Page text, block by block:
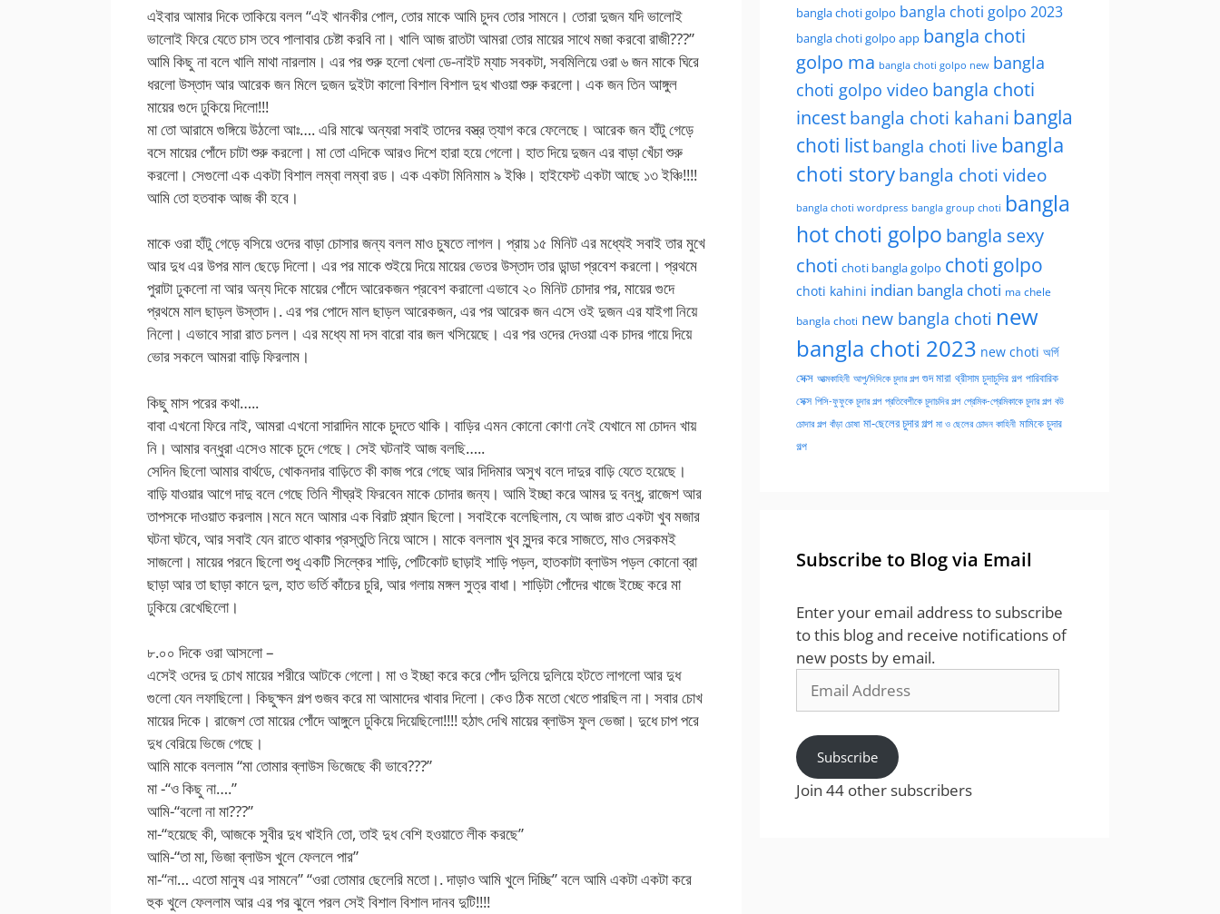
এইবার আমার দিকে তাকিয়ে বলল “এই খানকীর পোল, তোর মাকে আমি চুদব তোর সামনে। তোরা দুজন যদি ভালোই
ভালোই ফিরে যেতে চাস তবে পালাবার চেষ্টা করবি না। খালি আজ রাতটা আমরা তোর মায়ের সাথে মজা করবো রাজী???”
আমি কিছু না বলে খালি মাথা নারলাম। এর পর শুরু হলো খেলা ডে-নাইট ম্যাচ সবকটা, সবমিলিয়ে ওরা ৬ জন মাকে ঘিরে
ধরলো উস্তাদ আর আরেক জন মিলে দুজন দুইটা কালো বিশাল বিশাল দুধ খাওয়া শুরু করলো। এক জন তিন আঙ্গুল
মায়ের গুদে ঢুকিয়ে দিলো!!!
মা তো আরামে গুঙ্গিয়ে উঠলো আঃ…. এরি মাঝে অন্যরা সবাই তাদের বস্ত্র ত্যাগ করে ফেলেছে। আরেক জন হাঁটু গেড়ে
বসে মায়ের পোঁদে চাটা শুরু করলো। মা তো এদিকে আরও দিশে হারা হয়ে গেলো। হাত দিয়ে দুজন এর বাড়া খেঁচা শুরু
করলো। সেগুলো এক একটা বিশাল লম্বা লম্বা রড। এক একটা মিনিমাম ৯ ইঞ্চি। হাইযেস্ট একটা আছে ১৩ ইঞ্চি!!!!
আমি তো হতবাক আজ কী হবে।
মাকে ওরা হাঁটু গেড়ে বসিয়ে ওদের বাড়া চোসার জন্য বলল মাও চুষতে লাগল। প্রায় ১৫ মিনিট এর মধ্যেই সবাই তার মুখে
আর দুধ এর উপর মাল ছেড়ে দিলো। এর পর মাকে শুইয়ে দিয়ে মায়ের ভেতর উস্তাদ তার ডান্ডা প্রবেশ করলো। প্রথমে
পুরাটা ঢুকলো না আর অন্য দিকে মায়ের পোঁদে আরেকজন প্রবেশ করালো এভাবে ২০ মিনিট চোদার পর, মায়ের গুদে
প্রথমে মাল ছাড়ল উস্তাদ।. এর পর পোদে মাল ছাড়ল আরেকজন, এর পর আরেক জন এসে ওই দুজন এর যাইগা নিয়ে
নিলো। এভাবে সারা রাত চলল। এর মধ্যে মা দস বারো বার জল খসিয়েছে। এর পর ওদের দেওয়া এক চাদর গায়ে দিয়ে
ভোর সকলে আমরা বাড়ি ফিরলাম।
কিছু মাস পরের কথা…..
বাবা এখনো ফিরে নাই, আমরা এখনো সারাদিন মাকে চুদতে থাকি। বাড়ির এমন কোনো কোণা নেই যেখানে মা চোদন খায়
নি। আমার বন্ধুরা এসেও মাকে চুদে গেছে। সেই ঘটনাই আজ বলছি…..
সেদিন ছিলো আমার বার্থডে, খোকনদার বাড়িতে কী কাজ পরে গেছে আর দিদিমার অসুখ বলে দাদুর বাড়ি যেতে হয়েছে।
বাড়ি যাওয়ার আগে দাদু বলে গেছে তিনি শীঘ্রই ফিরবেন মাকে চোদার জন্য। আমি ইচ্ছা করে আমর দু বন্ধু, রাজেশ আর
তাপসকে দাওয়াত করলাম।মনে মনে আমার এক বিরাট প্ল্যান ছিলো। সবাইকে বলেছিলাম, যে আজ রাত একটা খুব মজার
ঘটনা ঘটবে, আর সবাই যেন রাতে থাকার প্রস্তুতি নিয়ে আসে। মাকে বললাম খুব সুন্দর করে সাজতে, মাও সেরকমই
সাজলো। মায়ের পরনে ছিলো শুধু একটি সিল্কের শাড়ি, পেটিকোট ছাড়াই শাড়ি পড়ল, হাতকাটা ব্লাউস পড়ল কোনো ব্রা
ছাড়া আর তা ছাড়া কানে দুল, হাত ভর্তি কাঁচের চুরি, আর গলায় মঙ্গল সুত্র বাধা। শাড়িটা পোঁদের খাজে ইচ্ছে করে মা
ঢুকিয়ে রেখেছিলো।
৮.০০ দিকে ওরা আসলো –
এসেই ওদের দু চোখ মায়ের শরীরে আটকে গেলো। মা ও ইচ্ছা করে করে পোঁদ দুলিয়ে দুলিয়ে হটতে লাগলো আর দুধ
গুলো যেন লফাছিলো। কিছুক্ষন গল্প গুজব করে মা আমাদের খাবার দিলো। কেও ঠিক মতো খেতে পারছিল না। সবার চোখ
মায়ের দিকে। রাজেশ তো মায়ের পোঁদে আঙ্গুলে ঢুকিয়ে দিয়েছিলো!!!! হঠাৎ দেখি মায়ের ব্লাউস ফুল ভেজা। দুধে চাপ পরে
দুধ বেরিয়ে ভিজে গেছে।
আমি মাকে বললাম “মা তোমার ব্লাউস ভিজেছে কী ভাবে???”
মা -“ও কিছু না….”
আমি-“বলো না মা???”
মা-“হয়েছে কী, আজকে সুবীর দুধ খাইনি তো, তাই দুধ বেশি হওয়াতে লীক করছে”
আমি-“তা মা, ভিজা ব্লাউস খুলে ফেললে পার”
মা-“না… এতো মানুষ এর সামনে” “ওরা তোমার ছেলেরি মতো।. দাড়াও আমি খুলে দিচ্ছি” বলে আমি একটা একটা করে
হুক খুলে ফেললাম আর এর পর ঝুলে পরল সেই বিশাল বিশাল দানব দুটি!!!!
bangla choti golpo bangla choti golpo 2023
bangla choti golpo app bangla choti
golpo ma bangla choti golpo new bangla
choti golpo video bangla choti
incestbangla choti kahani bangla
choti list bangla choti live bangla
choti storybangla choti video
bangla choti wordpress bangla group choti bangla
hot choti golpo bangla sexy
choti choti bangla golpo choti golpo
choti kahini indian bangla choti ma chele
bangla choti new bangla choti new
bangla choti 2023 new choti অর্গি
সেক্স আত্মকাহিনী আপু/দিদিকে চুদার গল্প গুদ মারা থ্রীসাম চুদাচুদির গল্প পারিবারিক
সেক্স পিসি-ফুফুকে চুদার গল্প প্রতিবেশীকে চুদাচদির গল্প প্রেমিক-প্রেমিকাকে চুদার গল্প বউ
চোদার গল্প বাঁড়া চোষা মা-ছেলের চুদার গল্প মা ও ছেলের চোদন কাহিনী মামিকে চুদার
গল্প
Subscribe to Blog via Email
Enter your email address to subscribe
to this blog and receive notifications of
new posts by email.
Address
Subscribe
Join 44 other subscribers